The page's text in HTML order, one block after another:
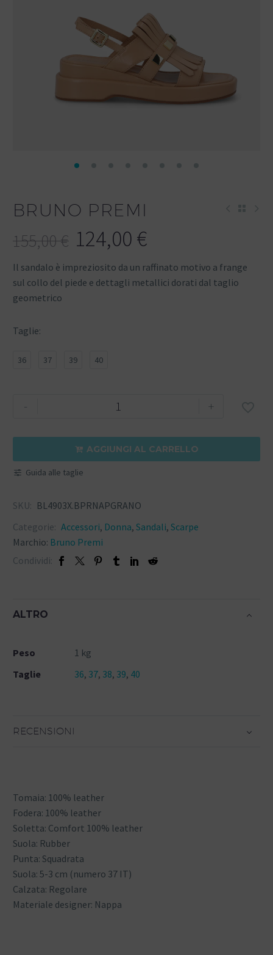
BRUNO PREMI
155,00€ 124,00 €
Il sandalo è impreziosito da un raffinato motivo a frange
sul collo del piede e dettagli metallici dorati dal taglio
geometrico
Taglie
36 37 39 40
- +
 AGGIUNGI AL CARRELLO
Guida alle taglie
SKU: BL4903X.BPRNAPGRANO
Categorie: Accessori, Donna, Sandali, Scarpe
Marchio: Bruno Premi
Condividi:
ALTRO
Peso
1 kg
Taglie
36, 37, 38, 39, 40
RECENSIONI
Tomaia: 100% leather
Fodera: 100% leather
Soletta: Comfort 100% leather
Suola: Rubber
Punta: Squadrata
Suola: 5-3 cm (numero 37 IT)
Calzata: Regolare
Materiale designer: Nappa